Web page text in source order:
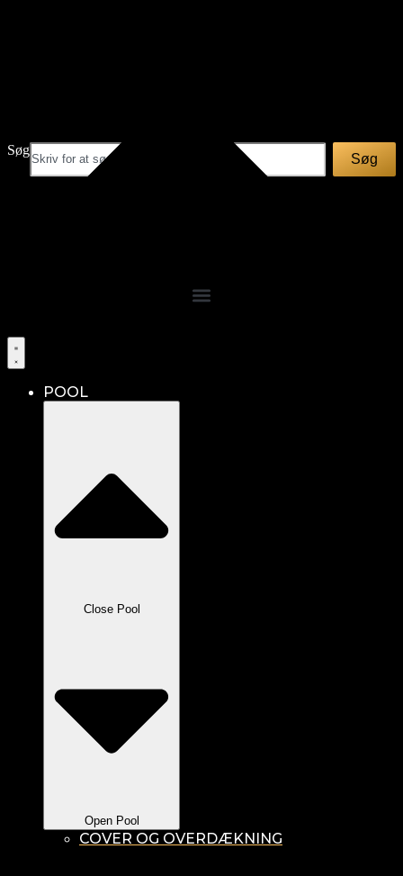
Søg
Søg
POOL
Close Pool
Open Pool
COVER OG OVERDÆKNING